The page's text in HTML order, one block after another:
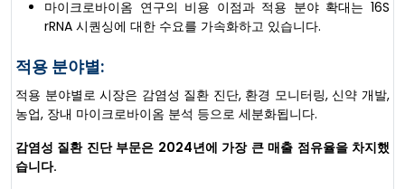
마이크로바이옴 연구의 비용 이점과 적용 분야 확대는 16S
rRNA 시퀀싱에 대한 수요를 가속화하고 있습니다.
적용 분야별:
적용 분야별로 시장은 감염성 질환 진단, 환경 모니터링, 신약 개발,
농업, 장내 마이크로바이옴 분석 등으로 ​​세분화됩니다.
감염성 질환 진단 부문은 2024년에 가장 큰 매출 점유율을 차지했
습니다.